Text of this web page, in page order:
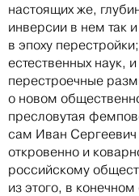
настоящих же,
инверсии в нем так
в эпоху
естественных наук,
перестроечные
о новом
пресловутая
сам Иван Сергеевич
откровенно и
российскому
из этого, в конечном